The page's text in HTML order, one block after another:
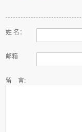
姓 名：
邮箱
留 言: